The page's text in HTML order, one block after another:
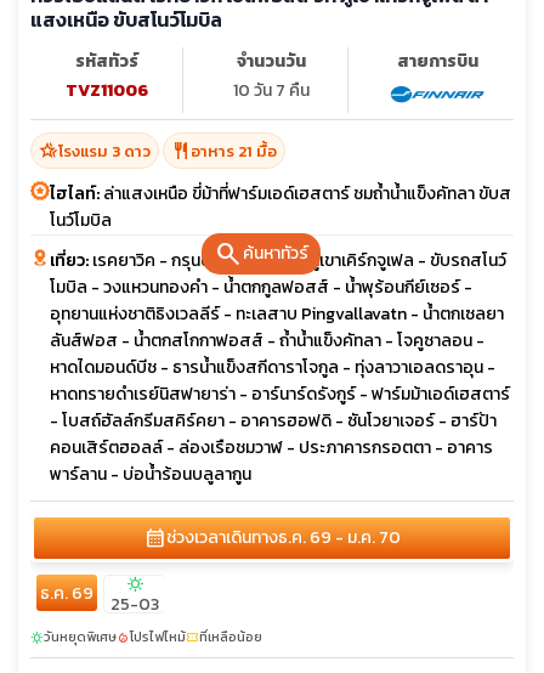
searchค้นหาทัวร์
แสงเหนือ ขับสโนว์โมบิล
รหัสทัวร์
TVZ11006
จำนวนวัน
10 วัน 7 คืน
สายการบิน
hotel_classโรงแรม 3 ดาว restaurant อาหาร 21 มื้อ
ไฮไลท์:ล่าแสงเหนือ ขี่ม้าที่ฟาร์มเอด์เฮสตาร์ ชมถ้ำน้ำแข็งคัทลา ขับส
โนว์โมบิล
เที่ยว:เรคยาวิค - กรุนดาร์ฟยอร์ดูร์ - ภูเขาเคิร์กจูเฟล - ขับรถสโนว์
โมบิล - วงแหวนทองคำ - น้ำตกกูลฟอสส์ - น้ำพุร้อนกีย์เซอร์ -
อุทยานแห่งชาติธิงเวลลีร์ - ทะเลสาบ Pingvallavatn - น้ำตกเซลยา
ลันส์ฟอส - น้ำตกสโกกาฟอสส์ - ถ้ำน้ำแข็งคัทลา - โจคูซาลอน -
หาดไดมอนด์บีช - ธารน้ำแข็งสกีดาราโจกูล - ทุ่งลาวาเอลดราอุน -
หาดทรายดำเรย์นิสฟายาร่า - อาร์นาร์ดรังกูร์ - ฟาร์มม้าเอด์เฮสตาร์
- โบสถ์ฮัลล์กรีมสคิร์คยา - อาคารฮอฟดิ - ซันโวยาเจอร์ - ฮาร์ป้า
คอนเสิร์ตฮอลล์ - ล่องเรือชมวาฬ - ประภาคารกรอตตา - อาคาร
พาร์ลาน - บ่อน้ำร้อนบลูลากูน
calendar_monthช่วงเวลาเดินทางธ.ค. 69 - ม.ค. 70
ธ.ค. 69 sunny
25-03
sunnyวันหยุดพิเศษlocal_fire_departmentโปรไฟไหม้confirmation_numberที่เหลือน้อย